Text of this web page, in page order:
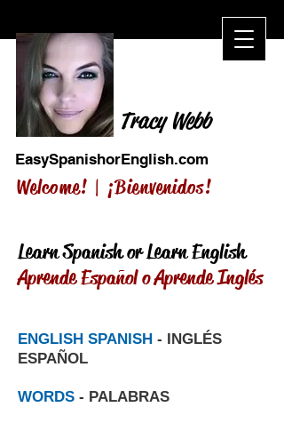
Tracy Webb
EasySpanishorEnglish.com
Welcome! | ¡Bienvenidos!
ENGLISH SPANISH - INGLÉS
ESPAÑOL
WORDS - PALABRAS
Learn Spanish or Learn English
Aprende Español o Aprende Inglés